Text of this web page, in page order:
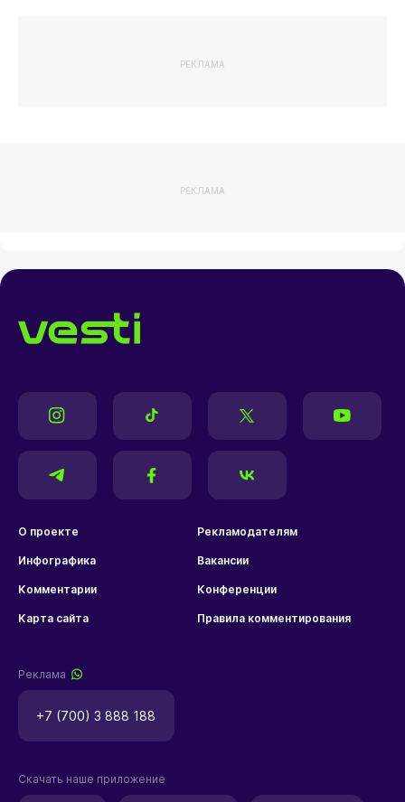
РЕКЛАМА
РЕКЛАМА
О проекте Рекламодателям
Инфографика Вакансии
Комментарии Конференции
Карта сайта Правила комментирования
Реклама
+7 (700) 3 888 188
Скачать наше приложение